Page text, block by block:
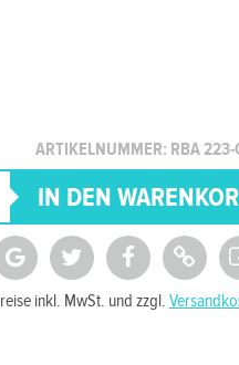
ARTIKELNUMMER: RBA 223-
inkl. MwSt. und zzgl.